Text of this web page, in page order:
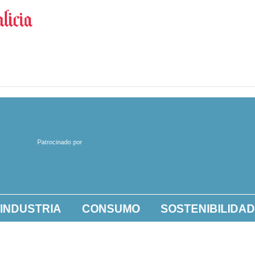
Patrocinado por
INDUSTRIA CONSUMO SOSTENIBILIDAD